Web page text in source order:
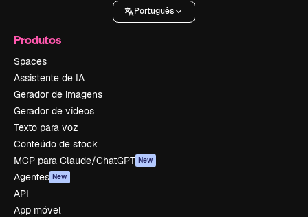
Português
Produtos
Spaces
Assistente de IA
Gerador de imagens
Gerador de vídeos
Texto para voz
Conteúdo de stock
MCP para Claude/ChatGPT New
Agentes New
API
App móvel